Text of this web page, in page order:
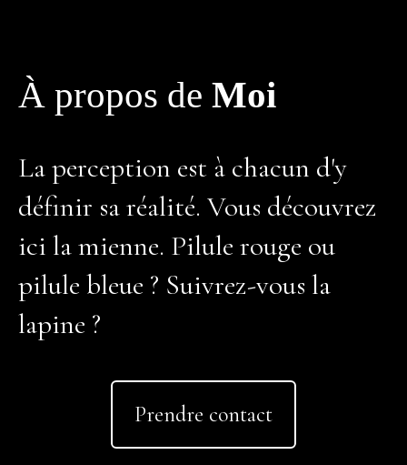
À propos de Moi
La perception est à chacun d'y
définir sa réalité. Vous découvrez
ici la mienne. Pilule rouge ou
pilule bleue ? Suivrez-vous la
lapine ?
Prendre contact